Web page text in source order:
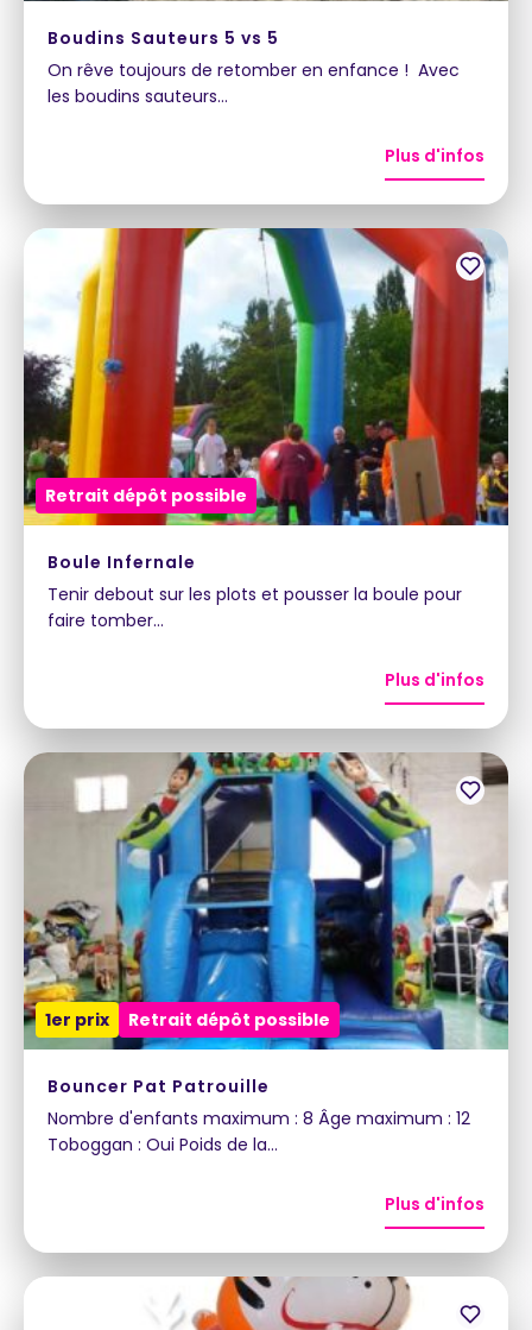
Boudins Sauteurs 5 vs 5
On rêve toujours de retomber en enfance ! Avec
les boudins sauteurs…
Plus d'infos
Retrait dépôt possible
Boule Infernale
Tenir debout sur les plots et pousser la boule pour
faire tomber…
Plus d'infos
1er prix Retrait dépôt possible
Bouncer Pat Patrouille
Nombre d'enfants maximum : 8 Âge maximum : 12
Toboggan : Oui Poids de la…
Plus d'infos